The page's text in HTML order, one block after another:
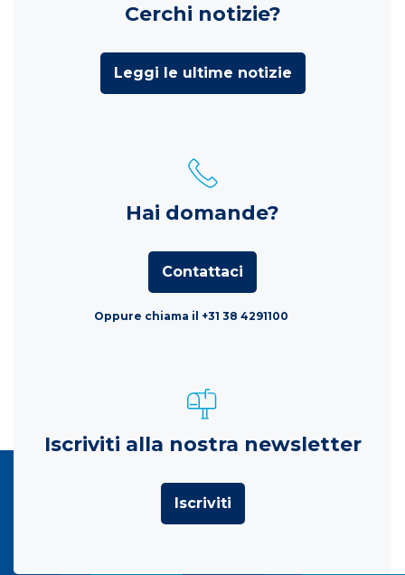
Cerchi notizie?
Leggi le ultime notizie
Hai domande?
Contattaci
Oppure chiama il +31 38 4291100
Iscriviti alla nostra newsletter
Iscriviti